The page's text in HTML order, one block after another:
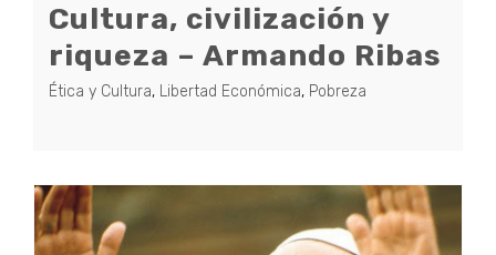
Cultura, civilización y
riqueza – Armando Ribas
Ética y Cultura, Libertad Económica, Pobreza